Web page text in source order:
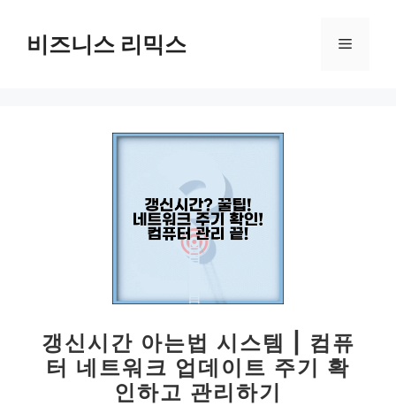
비즈니스 리믹스 메
갱신시간 아는법 시스템 | 컴퓨
터 네트워크 업데이트 주기 확
인하고 관리하기